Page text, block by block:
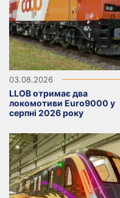
03.08.2026
LLOB отримає два
локомотиви Euro9000 у
серпні 2026 року